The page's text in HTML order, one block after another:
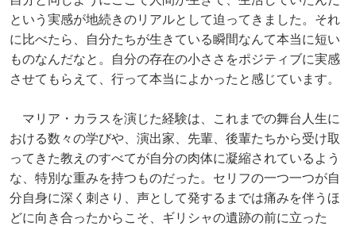
という実感が地続きのリアルとして迫ってきました。それ
に比べたら、自分たちが生きている瞬間なんて本当に短い
ものなんだなと。自分の存在の小ささをポジティブに実感
させてもらえて、行って本当によかったと感じています。
マリア・カラスを演じた経験は、これまでの舞台人生に
おける数々の学びや、演出家、先輩、後輩たちから受け取
ってきた教えのすべてが自分の肉体に凝縮されているよう
な、特別な重みを持つものだった。セリフの一つ一つが自
分自身に深く刺さり、声として発するまでは痛みを伴うほ
どに向き合ったからこそ、ギリシャの遺跡の前に立った